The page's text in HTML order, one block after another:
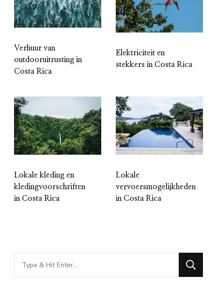
Verhuur van
outdooruitrusting in
Costa Rica
Elektriciteit en
stekkers in Costa Rica
Lokale kleding en
kledingvoorschriften
in Costa Rica
Lokale
vervoersmogelijkheden
in Costa Rica
Looking
for